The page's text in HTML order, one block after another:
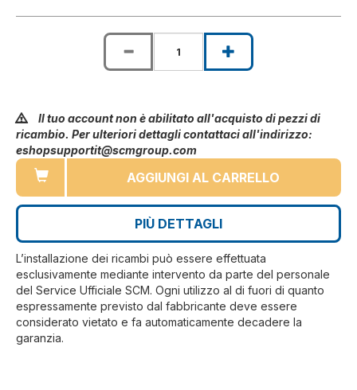
Il tuo account non è abilitato all'acquisto di pezzi di
ricambio. Per ulteriori dettagli contattaci all'indirizzo:
eshopsupportit@scmgroup.com
AGGIUNGI AL CARRELLO
PIÙ DETTAGLI
L’installazione dei ricambi può essere effettuata
esclusivamente mediante intervento da parte del personale
del Service Ufficiale SCM. Ogni utilizzo al di fuori di quanto
espressamente previsto dal fabbricante deve essere
considerato vietato e fa automaticamente decadere la
garanzia.